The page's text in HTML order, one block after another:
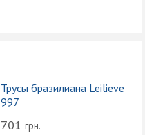
Трусы бразилиана Leilieve
997
701 грн.